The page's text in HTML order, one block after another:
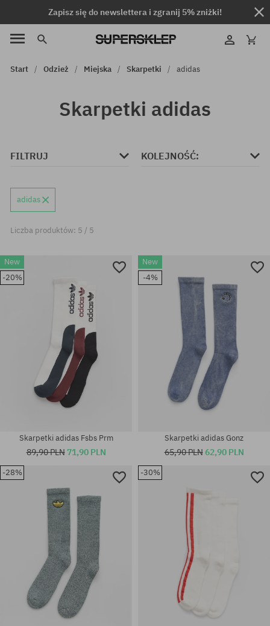
Zapisz się do newslettera i zgranij 5% zniżki!
Start Odzież Miejska Skarpetki adidas
Skarpetki adidas
FILTRUJ KOLEJNOŚĆ:
adidas
Liczba produktów: 5 / 5
New
-20%
Skarpetki adidas Fsbs Prm
89,90 PLN 71,90 PLN
New
-4%
Skarpetki adidas Gonz
65,90 PLN62,90 PLN
-28% -30%